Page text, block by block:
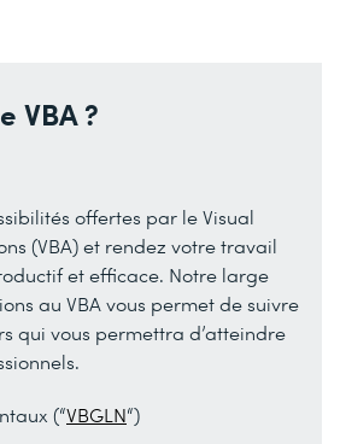
VBA ?
offertes par le Visual
(VBA) et rendez votre travail
et efficace. Notre large
au VBA vous permet de suivre
qui vous permettra d’atteindre
(“VBGLN“)